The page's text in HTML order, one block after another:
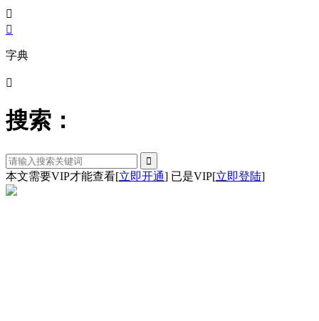


字典

搜索：
本文需要VIP才能查看[立即开通] 已是VIP[立即登陆]